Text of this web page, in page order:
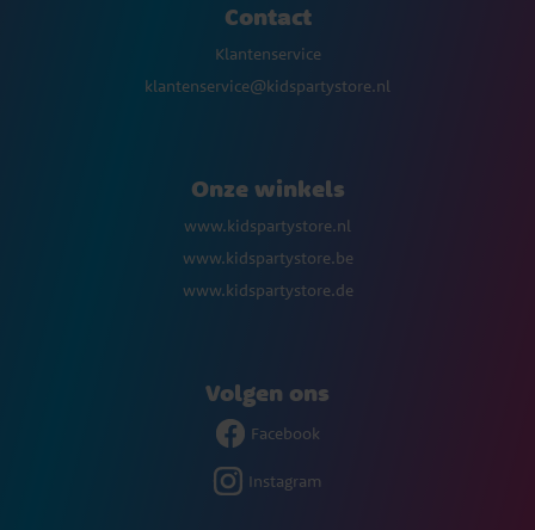
Contact
Klantenservice
klantenservice@kidspartystore.nl
Onze winkels
www.kidspartystore.nl
www.kidspartystore.be
www.kidspartystore.de
Volgen ons
Facebook
Instagram